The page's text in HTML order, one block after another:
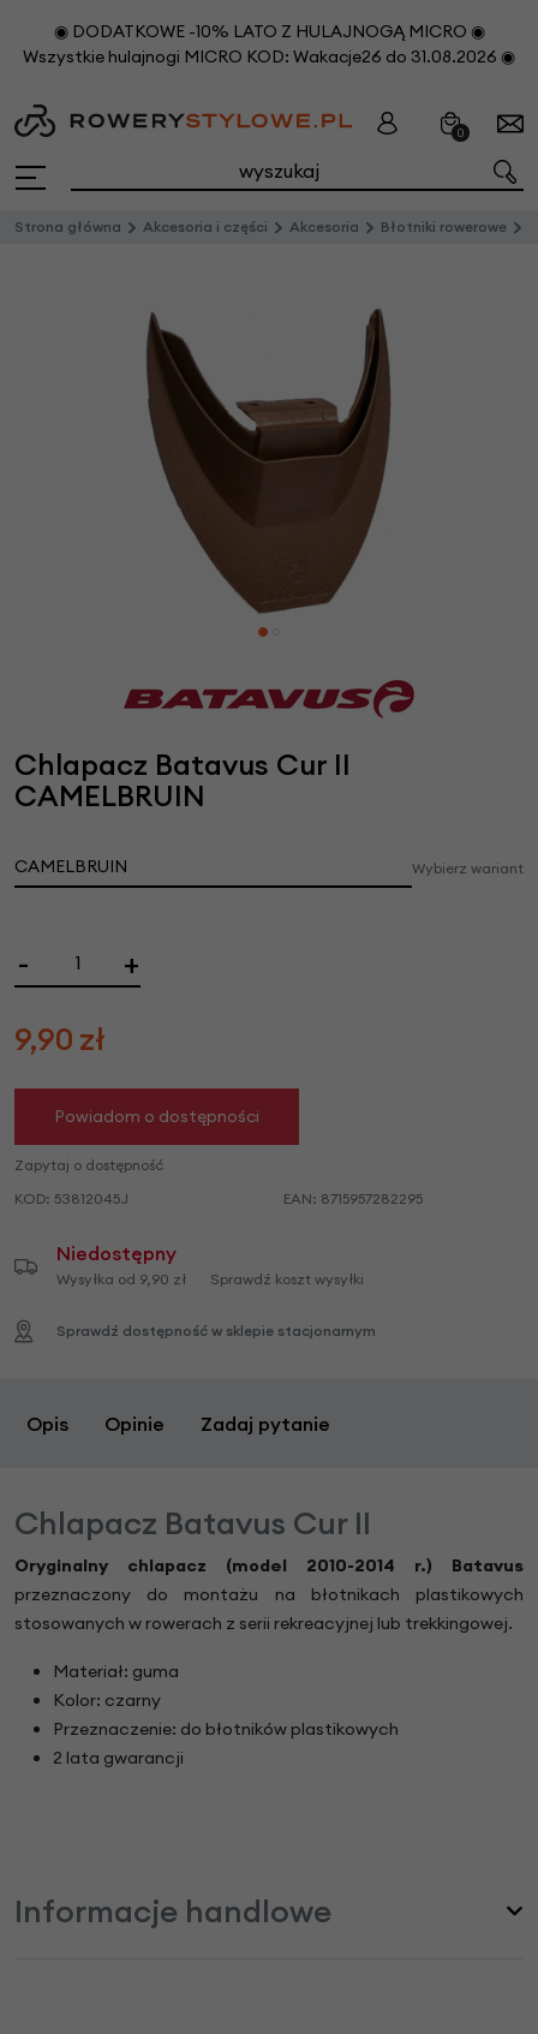
◉ DODATKOWE -10% LATO Z HULAJNOGĄ MICRO ◉
Wszystkie hulajnogi MICRO KOD: Wakacje26 do 31.08.2026 ◉
0
Strona główna Akcesoria i części Akcesoria Błotniki rowerowe
Chlapacz Batavus Cur II
CAMELBRUIN
CAMELBRUIN Wybierz wariant
- +
9,90 zł
Powiadom o dostępności
Zapytaj o dostępność
KOD: 53812045J EAN: 8715957282295
Niedostępny
Wysyłka od 9,90 zł Sprawdź koszt wysyłki
Sprawdź dostępność w sklepie stacjonarnym
Opis Opinie Zadaj pytanie
Chlapacz Batavus Cur II
Oryginalny chlapacz (model 2010-2014 r.) Batavus
przeznaczony do montażu na błotnikach plastikowych
stosowanych w rowerach z serii rekreacyjnej lub trekkingowej.
Materiał: guma
Kolor: czarny
Przeznaczenie: do błotników plastikowych
2 lata gwarancji
Informacje handlowe